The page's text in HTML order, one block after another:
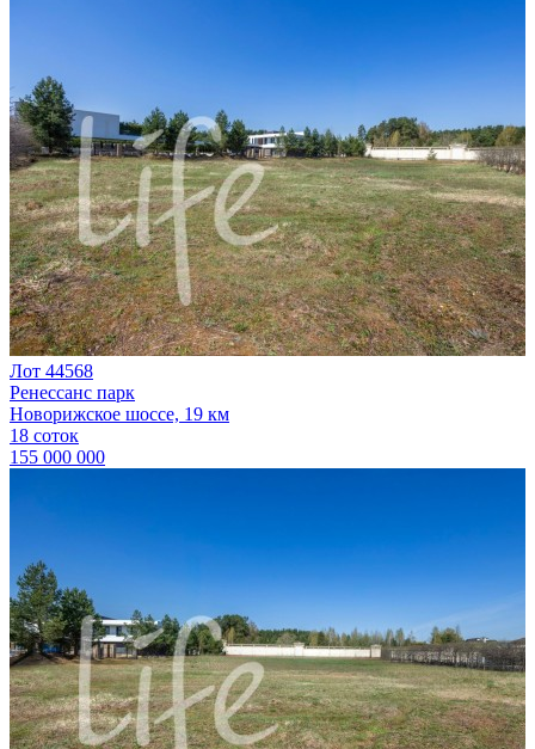
Лот 44568
Ренессанс парк
Новорижское шоссе, 19 км
18 соток
155 000 000